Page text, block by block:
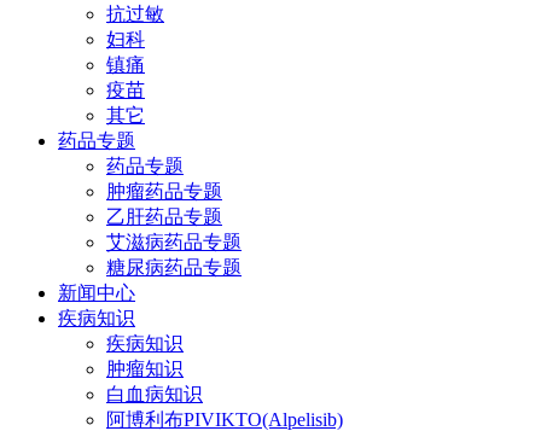
抗过敏
妇科
镇痛
疫苗
其它
药品专题
药品专题
肿瘤药品专题
乙肝药品专题
艾滋病药品专题
糖尿病药品专题
新闻中心
疾病知识
疾病知识
肿瘤知识
白血病知识
阿博利布PIVIKTO(Alpelisib)